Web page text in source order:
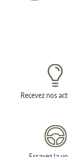
Recevez nos